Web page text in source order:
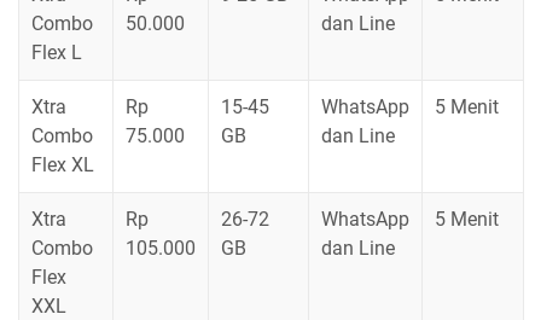
Combo
Flex L
50.000
dan Line
Xtra
Combo
Flex XL
Rp
75.000
15-45
GB
WhatsApp
dan Line
5 Menit
Xtra
Combo
Flex
XXL
Rp
105.000
26-72
GB
WhatsApp
dan Line
5 Menit